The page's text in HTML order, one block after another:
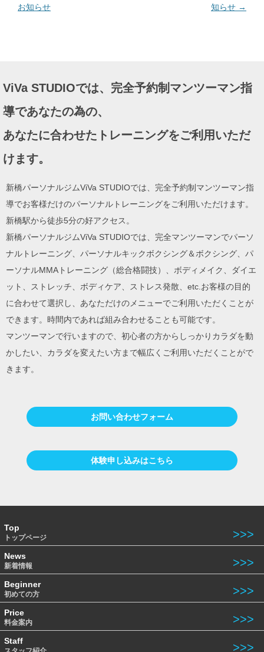
ま
す
稿
シ
ョ
お知らせ
知らせ →
ViVa STUDIOでは、完全予約制マンツーマン指
導であなたの為の、
あなたに合わせたトレーニングをご利用いただ
けます。
新橋パーソナルジムViVa STUDIOでは、完全予約制マンツーマン指
導でお客様だけのパーソナルトレーニングをご利用いただけます。
新橋駅から徒歩5分の好アクセス。
新橋パーソナルジムViVa STUDIOでは、完全マンツーマンでパーソ
ナルトレーニング、パーソナルキックボクシング＆ボクシング、パ
ーソナルMMAトレーニング（総合格闘技）、ボディメイク、ダイエ
ット、ストレッチ、ボディケア、ストレス発散、etc.お客様の目的
に合わせて選択し、あなただけのメニューでご利用いただくことが
できます。時間内であれば組み合わせることも可能です。
マンツーマンで行いますので、初心者の方からしっかりカラダを動
かしたい、カラダを変えたい方まで幅広くご利用いただくことがで
きます。
お問い合わせフォーム
体験申し込みはこちら
Top
トップページ
News
新着情報
Beginner
初めての方
Price
料金案内
Staff